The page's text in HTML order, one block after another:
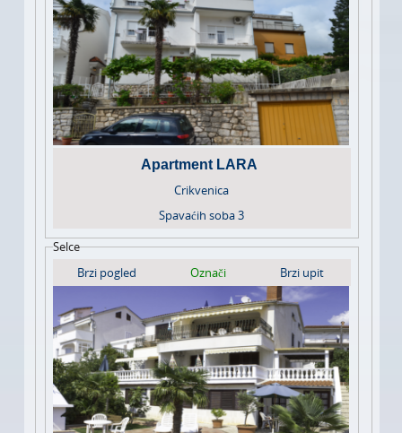
Apartment LARA
Crikvenica
Spavaćih soba3
Selce
Brzi pogled
Označi Brzi upit